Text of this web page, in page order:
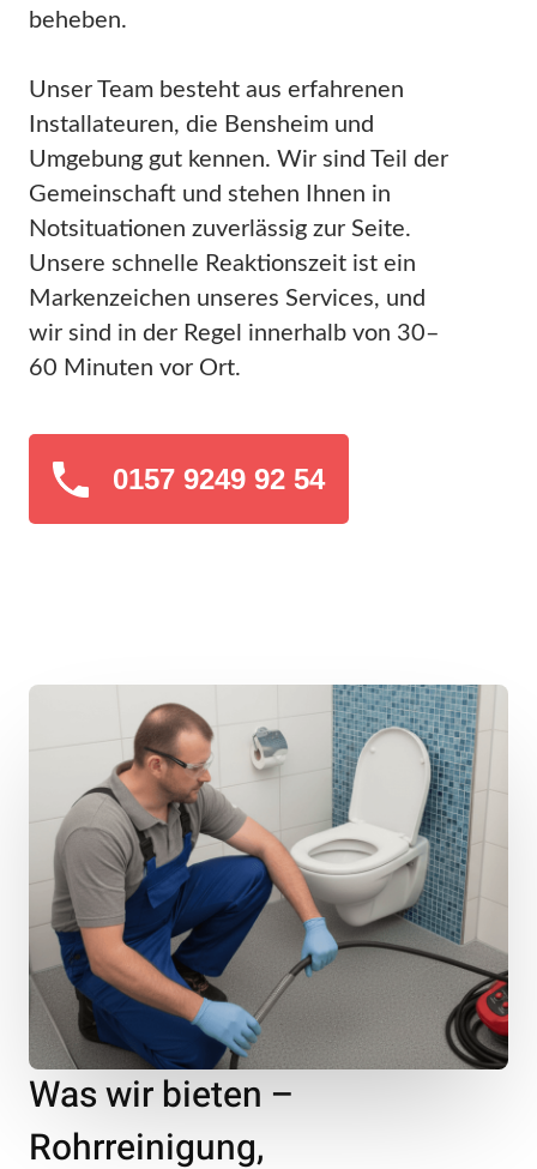
beheben.
Unser Team besteht aus erfahrenen
Installateuren, die Bensheim und
Umgebung gut kennen. Wir sind Teil der
Gemeinschaft und stehen Ihnen in
Notsituationen zuverlässig zur Seite.
Unsere schnelle Reaktionszeit ist ein
Markenzeichen unseres Services, und
wir sind in der Regel innerhalb von 30–
60 Minuten vor Ort.
0157 9249 92 54
Was wir bieten –
Rohrreinigung,